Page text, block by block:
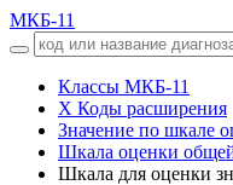
МКБ-11
Классы МКБ-11
X Коды расширения
Значение по шкале
Шкала оценки
Шкала для оценки